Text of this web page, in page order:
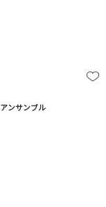
ンサンブル